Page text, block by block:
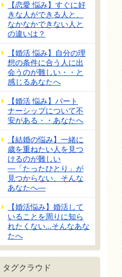
【恋愛 悩み】すぐに好
きな人ができる人と、
なかなかできない人と
の違いは？
【婚活 悩み】自分の理
想の条件に合う人に出
会うのが難しい・・と
感じるあなたへ
【婚活 悩み】パート
ナーシップについて不
安がある・・あなたへ
【結婚の悩み】一緒に
歳を重ねたい人を見つ
けるのが難しい
―「たったひとり」が
見つからない、そんな
あなたへ―
【婚活悩み】婚活して
いることを周りに知ら
れたくない...そんなあな
たへ
タグクラウド